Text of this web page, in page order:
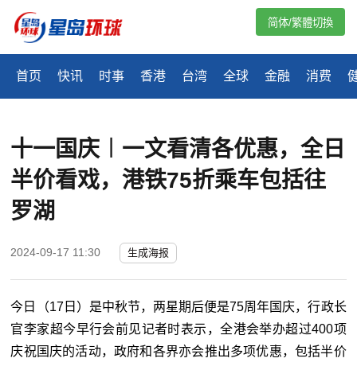
首页 快讯 时事 香港 台湾 全球 金融 消费
简体/繁體切換
十一国庆︱一文看清各优惠，全日
半价看戏，港铁75折乘车包括往
罗湖
2024-09-17 11:30 生成海报
今日（17日）是中秋节，两星期后便是75周年国庆，行政长
官李家超今早行会前见记者时表示，全港会举办超过400项
庆祝国庆的活动，政府和各界亦会推出多项优惠，包括半价